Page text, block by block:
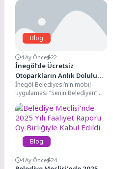
Blog
4 Ay Önce 22
İnegöl’de Ücretsiz
Otoparkların Anlık Doluluk
Oranı Artık Cebinizde
İnegöl Belediyesi’nin mobil
uygulaması “Senin Belediyen”
yenilenen yüzüyle hizmete girdi.
Artık ücretsiz otoparkların anlık
doluluk...
Blog
4 Ay Önce 24